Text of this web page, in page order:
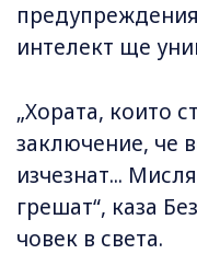
интелект ще
„Хората, които
заключение, че
изчезнат...
грешат“, каза
човек в света.